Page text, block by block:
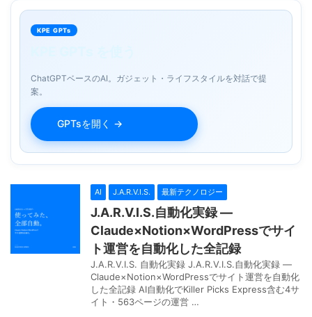
KPE GPTs
ChatGPTベースのAI。ガジェット・ライフスタイルを対話で提
案。
GPTsを開く →
AI J.A.R.V.I.S. 最新テクノロジー
J.A.R.V.I.S.自動化実録 —
Claude×Notion×WordPressでサイ
ト運営を自動化した全記録
J.A.R.V.I.S. 自動化実録 J.A.R.V.I.S.自動化実録 —
Claude×Notion×WordPressでサイト運営を自動化
した全記録 AI自動化でKiller Picks Express含む4サ
イト・563ページの運営 …